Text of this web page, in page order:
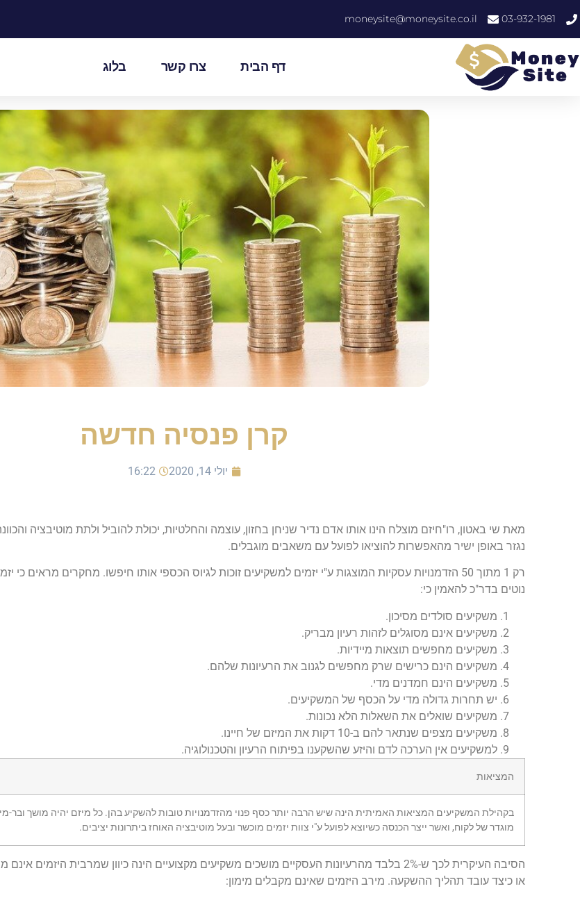
03-932-1981
moneysite@moneysite.co.il
דף הבית צרו קשר בלוג
קרן פנסיה חדשה
יולי 14, 2020 16:22
מאת שי באטון, רו"חיזם מוצלח הינו אותו אדם נדיר שניחן בחזון, עוצמה והחלטיות, יכולת להוביל ולתת מוטיבציה
נגזר באופן ישיר מהאפשרות להוציאו לפועל עם משאבים מוגבלים.
רק 1 מתוך 50 הזדמנויות עסקיות המוצגות ע"י יזמים למשקיעים זוכות לגיוס הכספי אותו חיפשו. מחקרים מראים
נוטים בדר"כ להאמין כי:
משקיעים סולדים מסיכון.
משקיעים אינם מסוגלים לזהות רעיון מבריק.
משקיעים מחפשים תוצאות מיידיות.
משקיעים הינם כרישים שרק מחפשים לגנוב את הרעיונות שלהם.
משקיעים הינם חמדנים מדי.
יש תחרות גדולה מדי על הכסף של המשקיעים.
משקיעים שואלים את השאלות הלא נכונות.
משקיעים מצפים שנתאר להם ב-10 דקות את המיזם של חיינו.
למשקיעים אין הערכה לדם והיזע שהשקענו בפיתוח הרעיון והטכנולוגיה.
המציאות
בקהילת המשקיעים המציאות האמיתית הינה שיש הרבה יותר כסף פנוי מהזדמנויות טובות להשקיע בהן. כל מיזם יהיה מושך ובר-
מוגדר של לקוח, ואשר ייצר הכנסה כשיוצא לפועל ע"י צוות יזמים מוכשר ובעל מוטיבציה האוחז ביתרונות יציבים.
הסיבה העיקרית לכך ש-2% בלבד מהרעיונות העסקיים מושכים משקיעים מקצועיים הינה כיוון שמרבית
או כיצד עובד תהליך ההשקעה. מירב היזמים שאינם מקבלים מימון: